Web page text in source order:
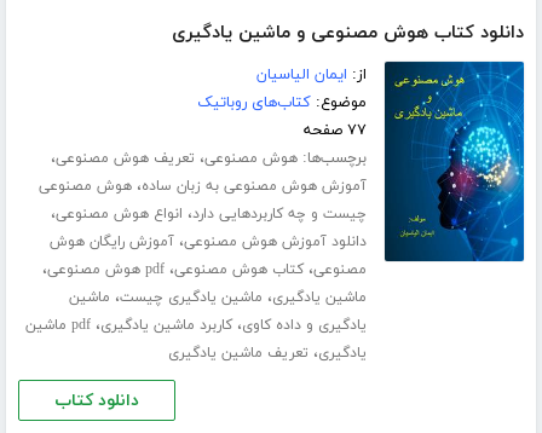
دانلود کتاب هوش مصنوعی و ماشین یادگیری
از: ایمان الیاسیان
موضوع:کتاب‌های روباتیک
۷۷ صفحه
برچسب‌ها:هوش مصنوعی، تعریف هوش مصنوعی،
آموزش هوش مصنوعی به زبان ساده،هوش مصنوعی
چیست و چه کاربردهایی دارد، انواع هوش مصنوعی،
دانلود آموزش هوش مصنوعی،آموزش رایگان هوش
مصنوعی،کتاب هوش مصنوعی،pdf هوش مصنوعی ،
ماشین یادگیری، ماشین یادگیری چیست، ماشین
یادگیری و داده کاوی،کاربرد ماشین یادگیری،
pdf ماشین
یادگیری، تعریف ماشین یادگیری
دانلود کتاب